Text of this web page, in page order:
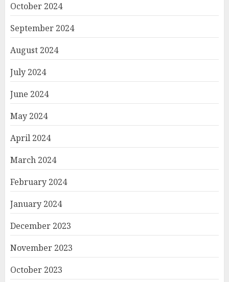
October 2024
September 2024
August 2024
July 2024
June 2024
May 2024
April 2024
March 2024
February 2024
January 2024
December 2023
November 2023
October 2023